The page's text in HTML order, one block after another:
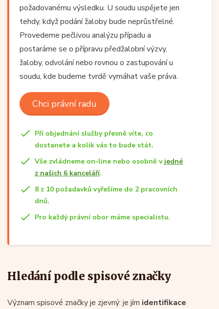
požadovanému výsledku. U soudu uspějete jen
tehdy, když podání žaloby bude neprůstřelné.
Provedeme pečlivou analýzu případu a
postaráme se o přípravu předžalobní výzvy,
žaloby, odvolání nebo rovnou o zastupování u
soudu, kde budeme tvrdě vymáhat vaše práva.
Chci právní radu
Při objednání služby přesně víte, co
dostanete a kolik vás to bude stát.
Vše zvládneme on-line nebo osobně v jedné
z našich 6 kanceláří.
8 z 10 požadavků vyřešíme do 2 pracovních
dnů.
Pro každý právní obor máme specialistu.
Hledání podle spisové značky
Význam spisové značky je zjevný: je jím identifikace